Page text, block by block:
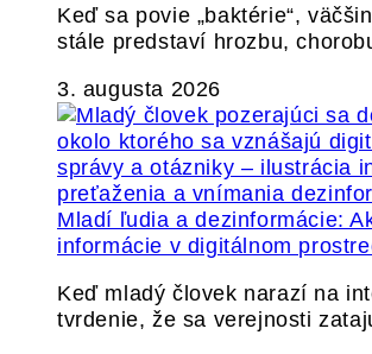
Keď sa povie „baktérie“,
stále predstaví hrozbu,
3. augusta 2026
Mladí ľudia a dezinformácie:
informácie v digitálnom
Keď mladý človek narazí na
tvrdenie, že sa verejnosti